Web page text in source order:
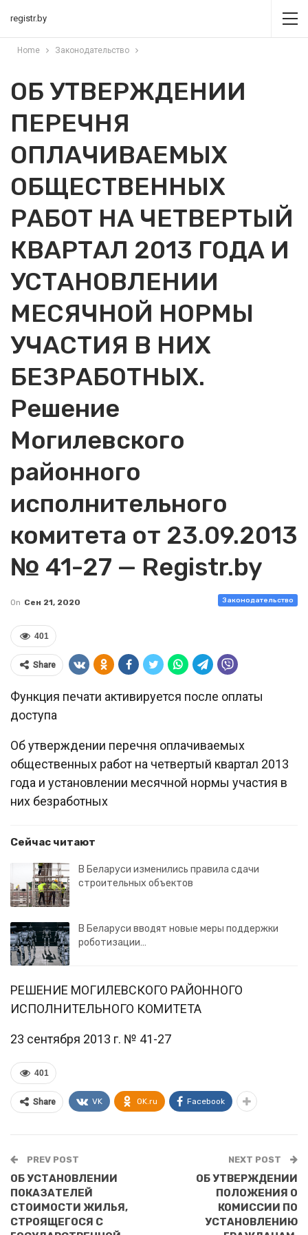
registr.by
Home Законодательство
ОБ УТВЕРЖДЕНИИ
ПЕРЕЧНЯ
ОПЛАЧИВАЕМЫХ
ОБЩЕСТВЕННЫХ
РАБОТ НА ЧЕТВЕРТЫЙ
КВАРТАЛ 2013 ГОДА И
УСТАНОВЛЕНИИ
МЕСЯЧНОЙ НОРМЫ
УЧАСТИЯ В НИХ
БЕЗРАБОТНЫХ.
Решение
Могилевского
районного
исполнительного
комитета от 23.09.2013
№ 41-27 — Registr.by
Законодательство
On Сен 21, 2020
401
Share
Функция печати активируется после оплаты
доступа
Об утверждении перечня оплачиваемых
общественных работ на четвертый квартал 2013
года и установлении месячной нормы участия в
них безработных
Сейчас читают
В Беларуси изменились правила сдачи
строительных объектов
В Беларуси вводят новые меры поддержки
роботизации…
РЕШЕНИЕ МОГИЛЕВСКОГО РАЙОННОГО
ИСПОЛНИТЕЛЬНОГО КОМИТЕТА
23 сентября 2013 г. № 41-27
401
Share VK OK.ru Facebook
PREV POST
ОБ УСТАНОВЛЕНИИ
ПОКАЗАТЕЛЕЙ
СТОИМОСТИ ЖИЛЬЯ,
СТРОЯЩЕГОСЯ С
NEXT POST
ОБ УТВЕРЖДЕНИИ
ПОЛОЖЕНИЯ О
КОМИССИИ ПО
УСТАНОВЛЕНИЮ